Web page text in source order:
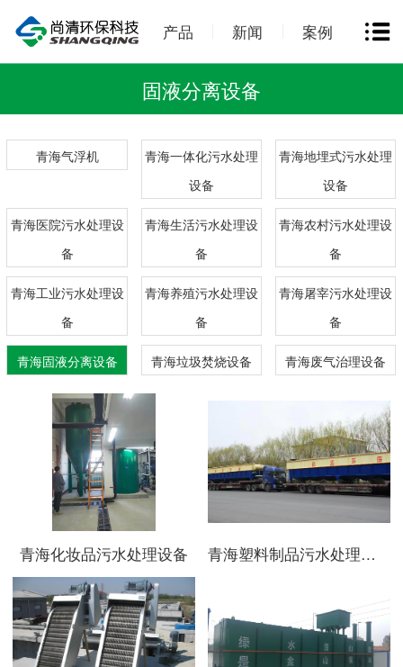
产品 新闻 案例
固液分离设备
青海气浮机
青海一体化污水处理
设备
青海地埋式污水处理
设备
青海医院污水处理设
备
青海生活污水处理设
备
青海农村污水处理设
备
青海工业污水处理设
备
青海养殖污水处理设
备
青海屠宰污水处理设
备
青海固液分离设备 青海垃圾焚烧设备 青海废气治理设备
青海化妆品污水处理设备 青海塑料制品污水处理设备